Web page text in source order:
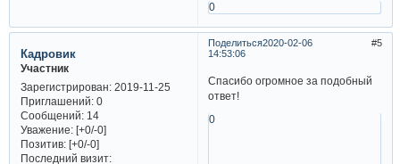
0
Поделиться 5
2020-02-06
14:53:06
Кадровик
Участник
Зарегистрирован: 2019-11-25
Приглашений:0
Сообщений:14
Уважение: [+0/-0]
Позитив: [+0/-0]
Последний визит:
Спасибо огромное за подобный
ответ!
0